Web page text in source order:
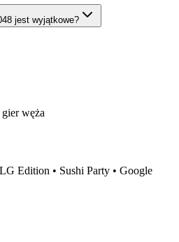
jest wyjątkowe?
węża
Edition • Sushi Party • Google